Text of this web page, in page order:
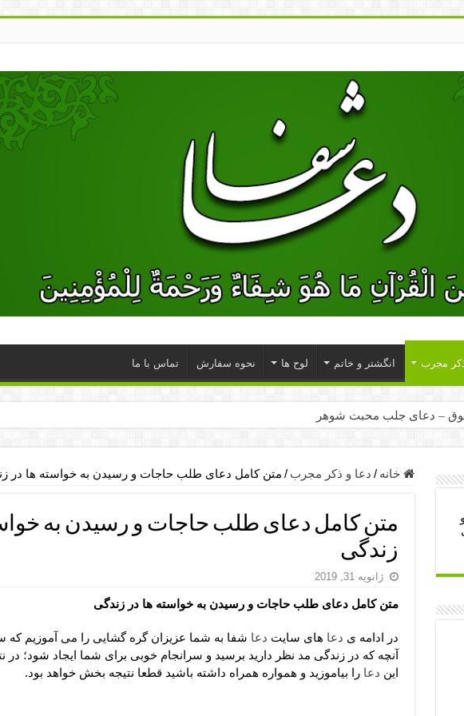
مجرب انگشتر و خاتم لوح ها نحوه سفارش تماس با ما
– دعای جلب محبت شوهر
– دعای یا من اظهر الجمیل برای حاجت
آن ها – ذکر مخصوص مستجاب الدعوه شدن
– دعای ترس و بی خوابی کودکان
دعای رفع مشکلات و طلب حاجت
– آیه‌ جلب ثروت و برکت مال
چشم زخم – دعای چشم زخم ماشاالله
برای آرامش قلب و رفع اضطراب
روز – دعای ثروت حضرت سلیمان
خانه / دعا و ذکر مجرب / متن کامل دعای طلب حاجات و رسیدن به خواسته ها در
متن کامل دعای طلب حاجات و رسیدن به
زندگی
ژانویه 31, 2019
متن کامل دعای طلب حاجات و رسیدن به خواسته ها در زندگی
در ادامه ی دعا های سایت دعا شفا به شما عزیزان گره گشایی را می آموزیم
آنچه که در زندگی مد نظر دارید برسید و سرانجام خوبی برای شما ایجاد شود؛ در
این دعا را بیاموزید و همواره همراه داشته باشید قطعا نتیجه بخش خواهد بود.